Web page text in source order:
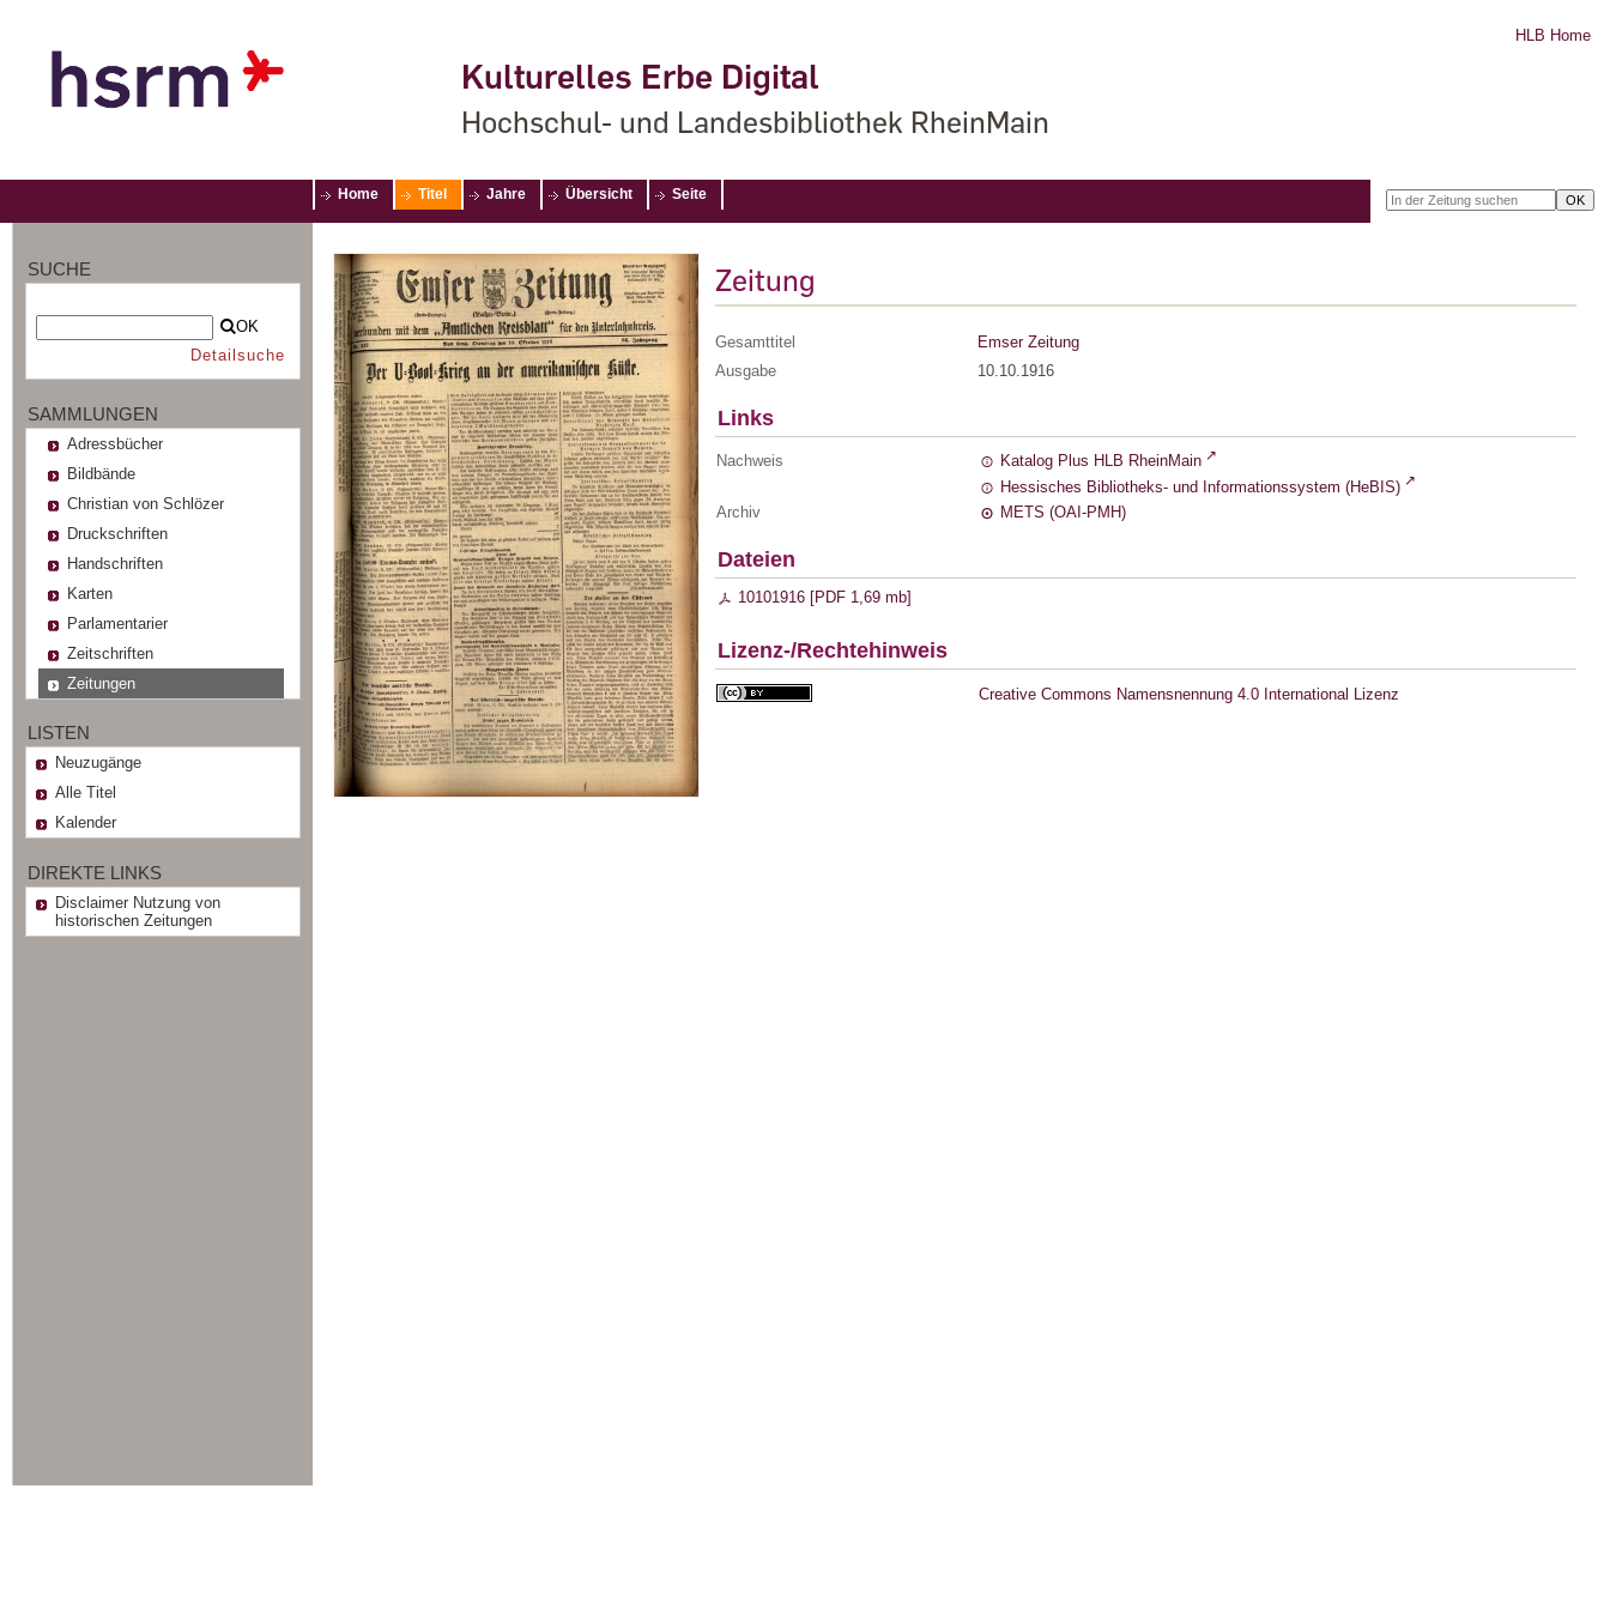
Kulturelles Erbe Digital
Hochschul- und Landesbibliothek RheinMain
HLB Home
Home Titel Jahre Übersicht Seite
SUCHE
OK
Detailsuche
SAMMLUNGEN
Adressbücher
Bildbände
Christian von Schlözer
Druckschriften
Handschriften
Karten
Parlamentarier
Zeitschriften
Zeitungen
LISTEN
Neuzugänge
Alle Titel
Kalender
DIREKTE LINKS
Disclaimer Nutzung von
historischen Zeitungen
Zeitung
Gesamttitel
Emser Zeitung
Ausgabe
10.10.1916
Links
Nachweis
Katalog Plus HLB RheinMain
Hessisches Bibliotheks- und Informationssystem (HeBIS)
Archiv
METS (OAI-PMH)
Dateien
10101916 [PDF 1,69 mb]
Lizenz-/Rechtehinweis
Creative Commons Namensnennung 4.0 International Lizenz